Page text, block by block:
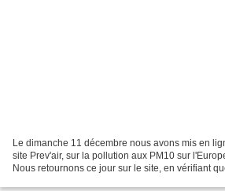
Le dimanche 11 décembre nous avons mis en
site Prev'air, sur la pollution aux PM10 sur
Nous retournons ce jour sur le site, en vérifiant